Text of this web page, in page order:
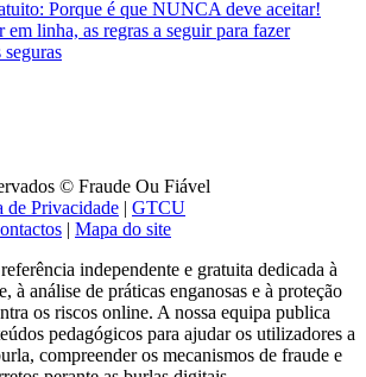
Porque é que NUNCA deve aceitar!
em linha, as regras a seguir para fazer
seguras
© Fraude Ou Fiável
de Privacidade | GTCU
| Mapa do site
independente e gratuita dedicada à
à análise de práticas enganosas e à proteção
os riscos online. A nossa equipa publica
pedagógicos para ajudar os utilizadores a
compreender os mecanismos de fraude e